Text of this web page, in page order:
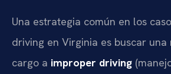
Una estrategia común en los
driving en Virginia es buscar
cargo a improper driving